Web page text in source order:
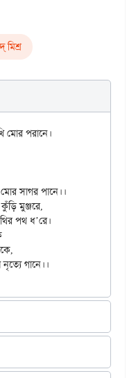
মিশ্র
মোর পরানে।
সাগর পানে।।
পথ ধ’রে।